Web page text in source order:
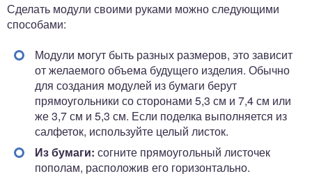
Сделать модули своими руками можно следующими
способами:
Модули могут быть разных размеров, это зависит
от желаемого объема будущего изделия. Обычно
для создания модулей из бумаги берут
прямоугольники со сторонами 5,3 см и 7,4 см или
же 3,7 см и 5,3 см. Если поделка выполняется из
салфеток, используйте целый листок.
Из бумаги: согните прямоугольный листочек
пополам, расположив его горизонтально.